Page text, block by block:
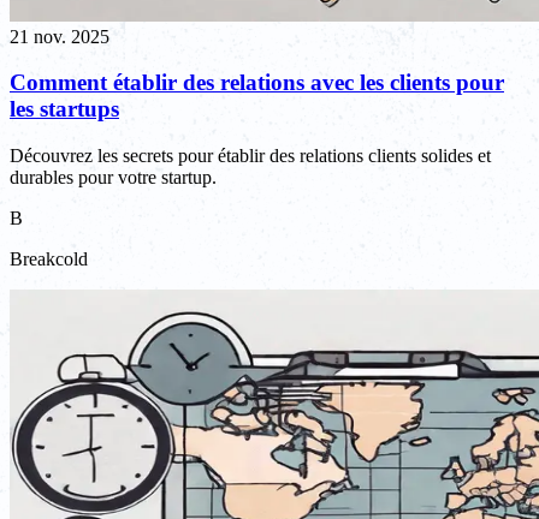
21 nov. 2025
Comment établir des relations avec les clients pour
les startups
Découvrez les secrets pour établir des relations clients solides et
durables pour votre startup.
B
Breakcold